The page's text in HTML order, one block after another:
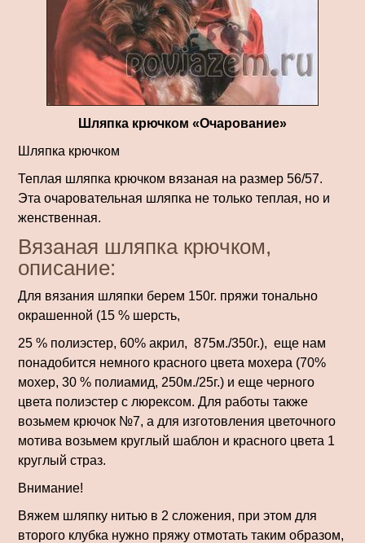
Шляпка крючком «Очарование»
Шляпка крючком
Теплая шляпка крючком вязаная на размер 56/57.
Эта очаровательная шляпка не только теплая, но и
женственная.
Вязаная шляпка крючком,
описание:
Для вязания шляпки берем 150г. пряжи тонально
окрашенной (15 % шерсть,
25 % полиэстер, 60% акрил, 875м./350г.), еще нам
понадобится немного красного цвета мохера (70%
мохер, 30 % полиамид, 250м./25г.) и еще черного
цвета полиэстер с люрексом. Для работы также
возьмем крючок №7, а для изготовления цветочного
мотива возьмем круглый шаблон и красного цвета 1
круглый страз.
Внимание!
Вяжем шляпку нитью в 2 сложения, при этом для
второго клубка нужно пряжу отмотать таким образом,